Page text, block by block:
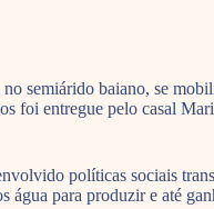
semiárido baiano, se
foi entregue pelo casal
políticas sociais
para produzir e até